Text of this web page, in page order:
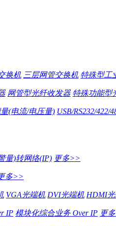
换机 三层网管交换机 特殊型工
网管型光纤收发器 特殊功能型
(电流/电压量) USB/RS232/422/
量)转网络(IP) 更多>>
多>>
VGA光端机 DVI光端机 HDMI
IP 模块化综合业务 Over IP 更